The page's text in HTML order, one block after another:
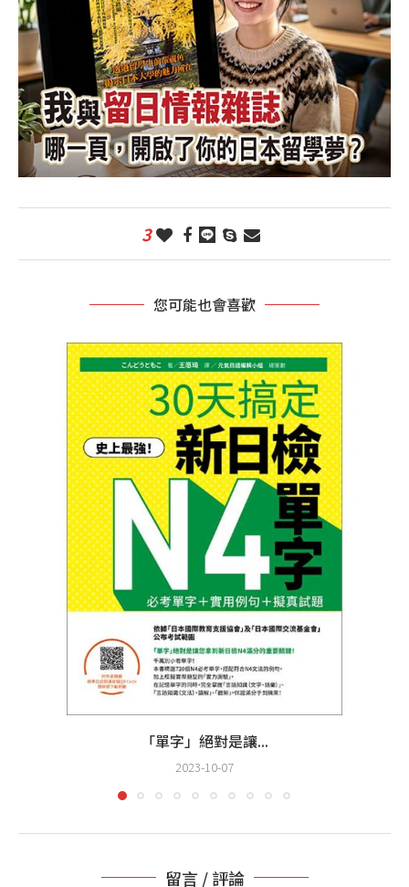
3
您可能也會喜歡
「單字」絕對是讓...
2023-10-07
留言 / 評論